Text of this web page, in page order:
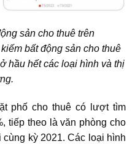
sản cho thuê trên
bất động sản cho thuê
hầu hết các loại hình và thị
phố cho thuê có lượt tìm
tiếp theo là văn phòng cho
kỳ 2021. Các loại hình